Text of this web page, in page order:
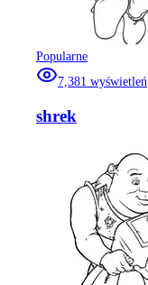
Popularne
7,381 wyświetleń
shrek